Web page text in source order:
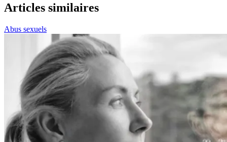
Articles similaires
Abus sexuels